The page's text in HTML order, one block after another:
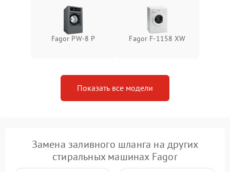
Fagor PW-8 P Fagor F-1158 XW
Показать все модели
Замена заливного шланга на других
стиральных машинах Fagor